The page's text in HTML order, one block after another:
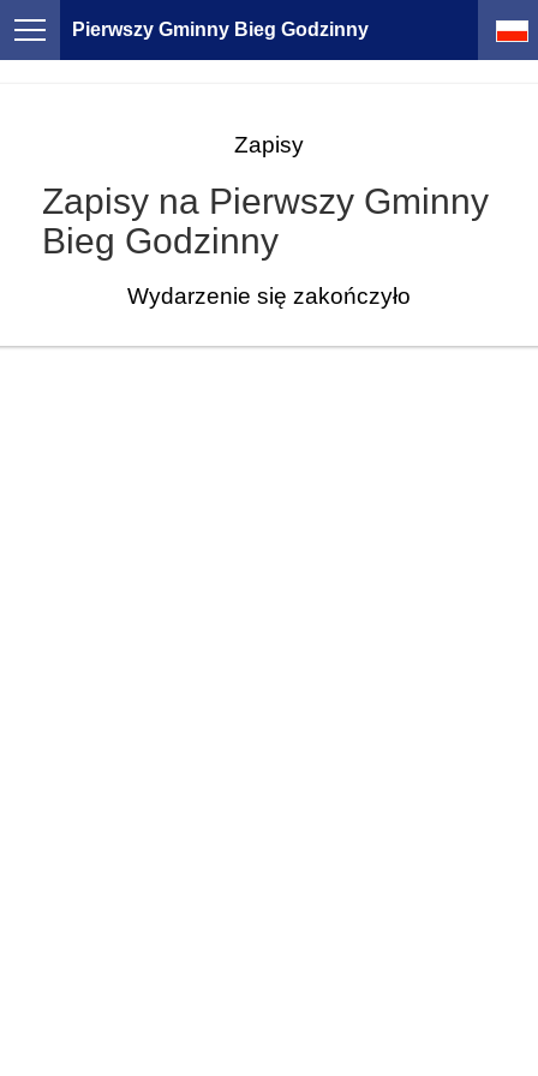
Pierwszy Gminny Bieg Godzinny
Zapisy
Zapisy na Pierwszy Gminny
Bieg Godzinny
Wydarzenie się zakończyło